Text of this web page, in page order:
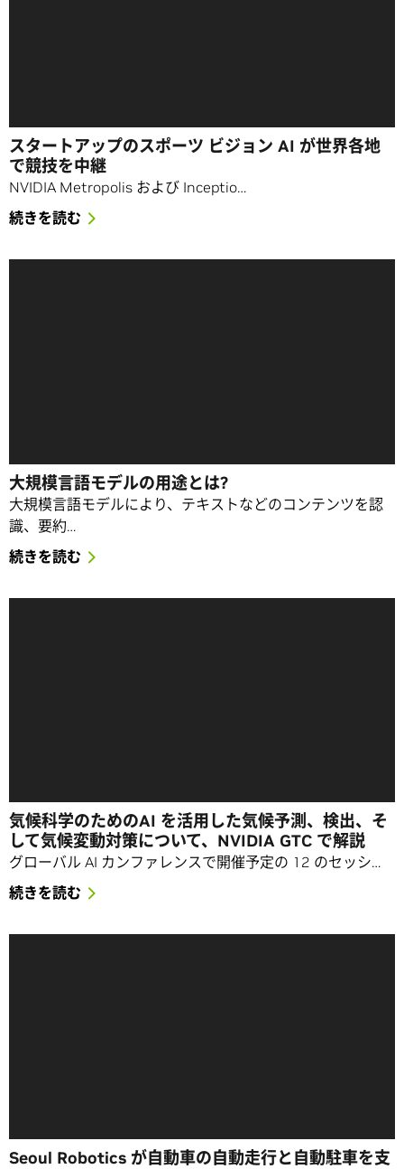
スタートアップのスポーツ ビジョン AI が世界各地
で競技を中継
NVIDIA Metropolis および Inceptio…
続きを読む
大規模言語モデルの用途とは?
大規模言語モデルにより、テキストなどのコンテンツを認
識、要約…
続きを読む
気候科学のためのAI を活用した気候予測、検出、そ
して気候変動対策について、NVIDIA GTC で解説
グローバル AI カンファレンスで開催予定の 12 のセッシ…
続きを読む
Seoul Robotics が自動車の自動走行と自動駐車を支